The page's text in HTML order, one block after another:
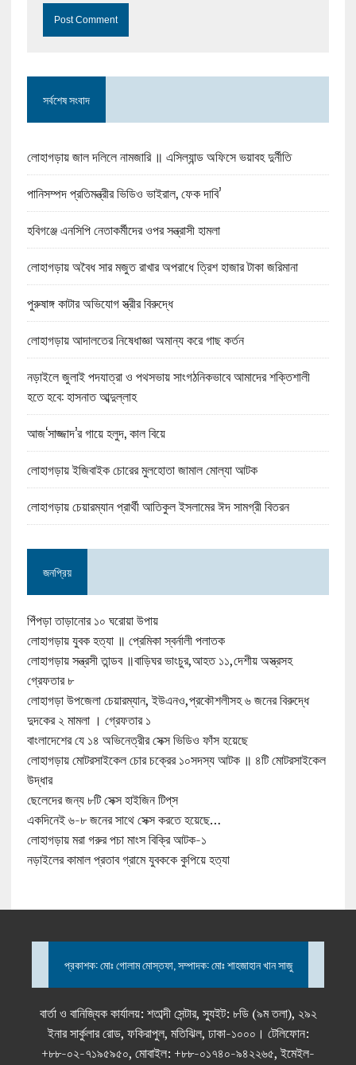
সর্বশেষ সংবাদ
লোহাগড়ায় জাল দলিলে নামজারি ॥ এসিল্যান্ড অফিসে ভয়াবহ দুর্নীতি
পানিসম্পদ প্রতিমন্ত্রীর ভিডিও ভাইরাল, ফেক দাবি’
হবিগঞ্জে এনসিপি নেতাকর্মীদের ওপর সন্ত্রাসী হামলা
লোহাগড়ায় অবৈধ সার মজুত রাখার অপরাধে ত্রিশ হাজার টাকা জরিমানা
পুরুষাঙ্গ কাটার অভিযোগ স্ত্রীর বিরুদ্ধে
লোহাগড়ায় আদালতের নিষেধাজ্ঞা অমান্য করে গাছ কর্তন
নড়াইলে জুলাই পদযাত্রা ও পথসভায় সাংগঠনিকভাবে আমাদের শক্তিশালী
হতে হবে: হাসনাত আব্দুল্লাহ
আজ‘সাজ্জাদ’র গায়ে হলুদ, কাল বিয়ে
লোহাগড়ায় ইজিবাইক চোরের মুলহোতা জামাল মোল্যা আটক
লোহাগড়ায় চেয়ারম্যান প্রার্থী আতিকুল ইসলামের ঈদ সামগ্রী বিতরন
জনপ্রিয়
পিঁপড়া তাড়ানোর ১০ ঘরোয়া উপায়
লোহাগড়ায় যুবক হত্যা ॥ প্রেমিকা স্বর্নালী পলাতক
লোহাগড়ায় সন্ত্রসী তান্ডব ॥বাড়িঘর ভাংচুর,আহত ১১,দেশীয় অস্ত্রসহ
গ্রেফতার ৮
লোহাগড়া উপজেলা চেয়ারম্যান, ইউএনও,প্রকৌশলীসহ ৬ জনের বিরুদ্ধে
দুদকের ২ মামলা । গ্রেফতার ১
বাংলাদেশের যে ১৪ অভিনেত্রীর সেক্স ভিডিও ফাঁস হয়েছে
লোহাগড়ায় মোটরসাইকেল চোর চক্রের ১০সদস্য আটক ॥ ৪টি মোটরসাইকেল
উদ্ধার
ছেলেদের জন্য ৮টি সেক্স হাইজিন টিপ্‌স
একদিনেই ৬-৮ জনের সাথে সেক্স করতে হয়েছে…
লোহাগড়ায় মরা গরুর পচা মাংস বিক্রি আটক-১
নড়াইলের কামাল প্রতাব গ্রামে যুবককে কুপিয়ে হত্যা
প্রকাশক: মোঃ গোলাম মোস্তফা, সম্পাদক: মোঃ শাহজাহান খান সাজু
বার্তা ও বানিজ্যিক কার্যালয়: শতাব্দী সেন্টার, স্যুইট: ৮ডি (৯ম তলা), ২৯২
ইনার সার্কুলার রোড, ফকিরাপুল, মতিঝিল, ঢাকা-১০০০। টেলিফোন:
+৮৮-০২-৭১৯৫৯৫০, মোবাইল: +৮৮-০১৭৪০-৯৪২২৬৫, ইমেইল-